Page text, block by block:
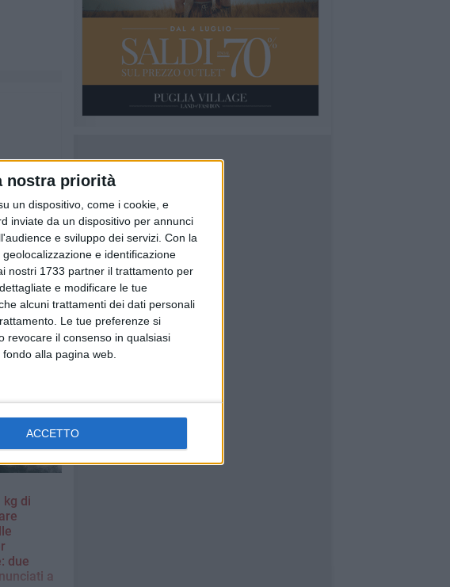
nostra priorità
un dispositivo, come i cookie, e
inviate da un dispositivo per annunci
e sviluppo dei servizi. Con la
e identificazione
nostri 1733 partner il trattamento per
e modificare le tue
alcuni trattamenti dei dati personali
Le tue preferenze si
revocare il consenso in qualsiasi
alla pagina web.
ACCETTO
kg di
due
a